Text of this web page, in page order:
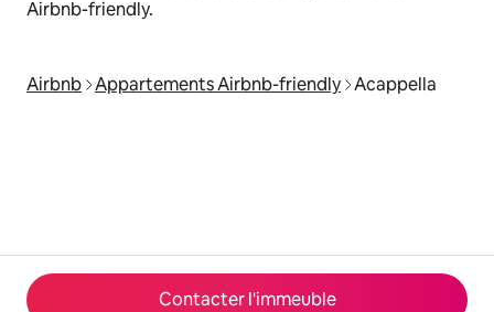
Contacter l'immeuble
Airbnb-friendly.
Airbnb Appartements Airbnb-friendly Acappella